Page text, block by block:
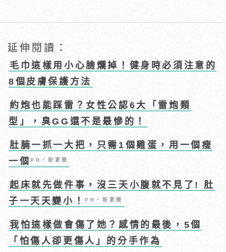
延伸閱讀：
毛巾這樣用小心臉爛掉！健身時必須注意的
8個皮膚保護方法
約炮也能踩雷？女性公認6大「雷炮類
型」，臭GG還不是最慘的！
肚腩一抓一大把，只需1個雞蛋，用一個瘦
一個PR・新素簡
起床就先做件事，沒三天小腹就不見了! 肚
子一天天變小！PR・新素簡
我怕這樣做會傷了她？感情的最後，5個
「怕傷人卻更傷人」的分手作為